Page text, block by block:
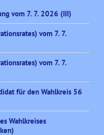
vom 7. 7. 2026 (III)
vom 7. 7.
vom 7. 7.
für den Wahlkreis 56
Wahlkreises